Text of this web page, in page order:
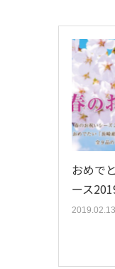
おめで
ース
2019.02.13